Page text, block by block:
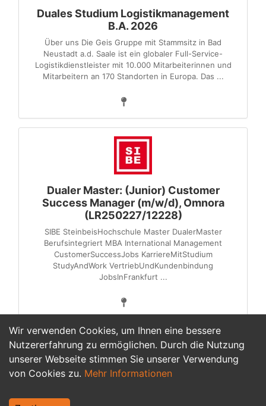
Wir verwenden Cookies, um Ihnen eine bessere
Nutzererfahrung zu ermöglichen. Durch die Nutzung
unserer Webseite stimmen Sie unserer Verwendung
von Cookies zu. Mehr Informationen
Duales Studium Logistikmanagement
B.A. 2026
Über uns Die Geis Gruppe mit Stammsitz in Bad
Neustadt a.d. Saale ist ein globaler Full-Service-
Logistikdienstleister mit 10.000 Mitarbeiterinnen und
Mitarbeitern an 170 Standorten in Europa. Das ...
Dualer Master: (Junior) Customer
Success Manager (m/w/d), Omnora
(LR250227/12228)
SIBE SteinbeisHochschule Master DualerMaster
Berufsintegriert MBA International Management
CustomerSuccessJobs KarriereMitStudium
StudyAndWork VertriebUndKundenbindung
JobsInFrankfurt ...
1